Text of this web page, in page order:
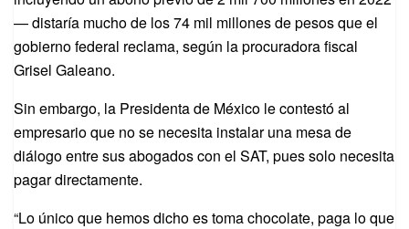
— distaría mucho de los 74 mil millones de pesos que el
gobierno federal reclama, según la procuradora fiscal
Grisel Galeano.
Sin embargo, la Presidenta de México le contestó al
empresario que no se necesita instalar una mesa de
diálogo entre sus abogados con el SAT, pues solo necesita
pagar directamente.
“Lo único que hemos dicho es toma chocolate, paga lo que